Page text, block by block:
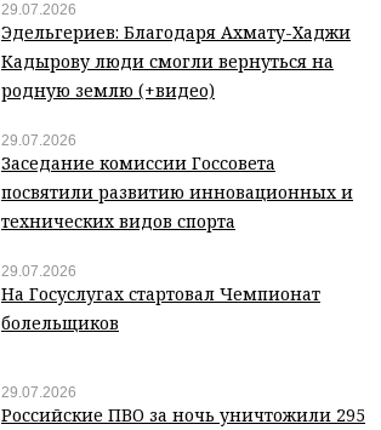
29.07.2026
Эдельгериев: Благодаря Ахмату-Хаджи
Кадырову люди смогли вернуться на
родную землю (+видео)
29.07.2026
Заседание комиссии Госсовета
посвятили развитию инновационных и
технических видов спорта
29.07.2026
На Госуслугах стартовал Чемпионат
болельщиков
29.07.2026
Российские ПВО за ночь уничтожили 295